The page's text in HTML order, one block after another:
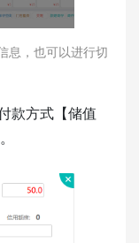
息，也可以进行切
款方式【储值